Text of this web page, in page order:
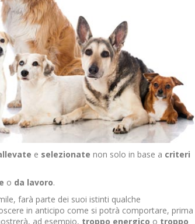
e selezionate non solo in base a criteri
o da lavoro.
farà parte dei suoi istinti qualche
in anticipo come si potrà comportare, prima
ad esempio, troppo energico o troppo